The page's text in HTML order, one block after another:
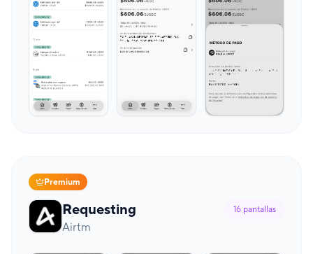
Premium
Requesting
Airtm
16 pantallas